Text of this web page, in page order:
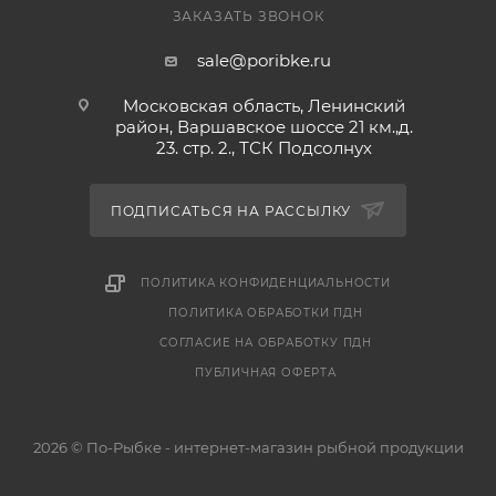
1. Способ приготовления: не размораживая,
обжарить с двух сторон на разогретой сковороде, с
небольшим количеством растительного масла до
образования корочки. Довести до готовности под
2. Способ приготовления: запекать в духовке 12-15
Купить в интернет-магазине "По-Рыбке" по низкой
ЗАКАЗАТЬ ЗВОНОК
sale@poribke.ru
Московская область, Ленинский
район, Варшавское шоссе 21 км.,д.
23. стр. 2., ТСК Подсолнух
ПОДПИСАТЬСЯ НА РАССЫЛКУ
ПОЛИТИКА КОНФИДЕНЦИАЛЬНОСТИ
ПОЛИТИКА ОБРАБОТКИ ПДН
СОГЛАСИЕ НА ОБРАБОТКУ ПДН
ПУБЛИЧНАЯ ОФЕРТА
2026 © По-Рыбке - интернет-магазин рыбной продукции